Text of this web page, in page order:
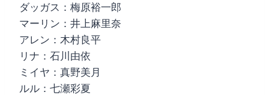
ダッガス：梅原裕一郎
マーリン：井上麻里奈
アレン：木村良平
リナ：石川由依
ミイヤ：真野美月
ルル：七瀬彩夏